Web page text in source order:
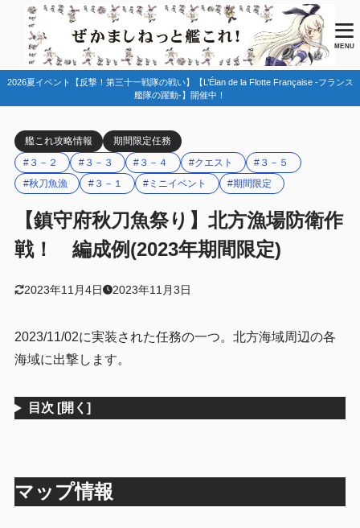
MENU
2026夏イベント【反撃！第三十一戦隊の戦い】【L’Élan de la Flotte Française -フランス
艦隊の躍動-】開催中！
艦これ攻略情報
期間限定任務
#３－２
#３－３ #３－４ #クエスト
#３－５
#秋刀魚漁
#３－１ #ミニイベント #期間限定
【鎮守府秋刀魚祭り】北方漁場防衛作
戦！ 編成例(2023年期間限定)
2023年11月4日 2023年11月3日
2023/11/02に実装された任務の一つ。北方海域周辺の各
海域に出撃します。
目次 [開く]
マップ情報
目次
1
2.1 ３－１ ３－３
2.2 ３－２
2.3 ３－４
３－５